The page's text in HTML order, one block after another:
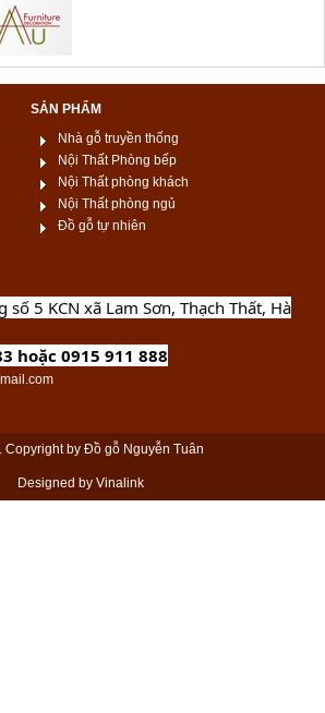
SẢN PHẨM
Nhà gỗ truyền thống
Nội Thất Phòng bếp
Nội Thất phòng khách
Nội Thất phòng ngủ
Đồ gỗ tự nhiên
số 5 KCN xã Lam Sơn, Thạch Thất, Hà
hoặc 0915 911 888
Copyright by Đồ gỗ Nguyễn Tuân
Designed by Vinalink